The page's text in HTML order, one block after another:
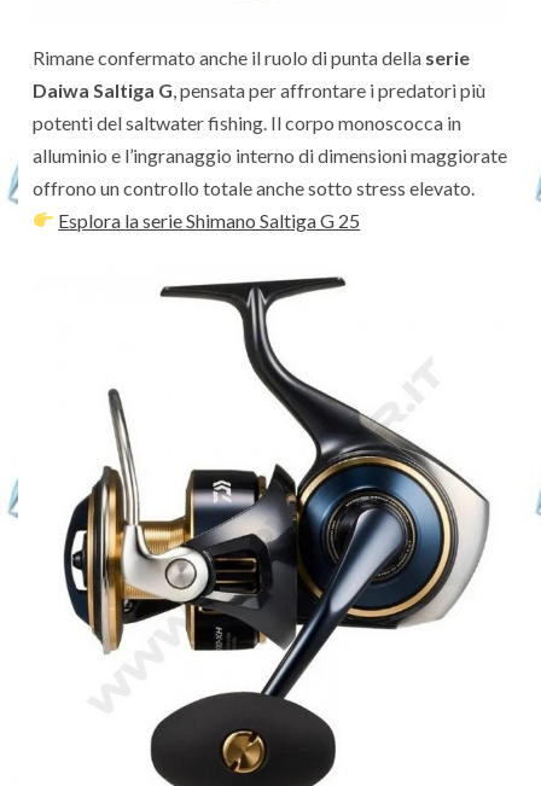
Rimane confermato anche il ruolo di punta della serie
Daiwa Saltiga G, pensata per affrontare i predatori più
potenti del saltwater fishing. Il corpo monoscocca in
alluminio e l’ingranaggio interno di dimensioni maggiorate
offrono un controllo totale anche sotto stress elevato.
Esplora la serie Shimano Saltiga G 25